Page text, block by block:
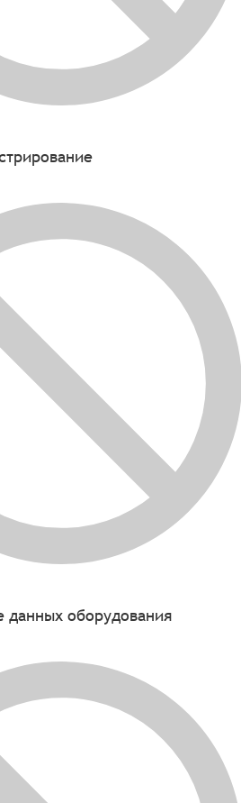
данных оборудования